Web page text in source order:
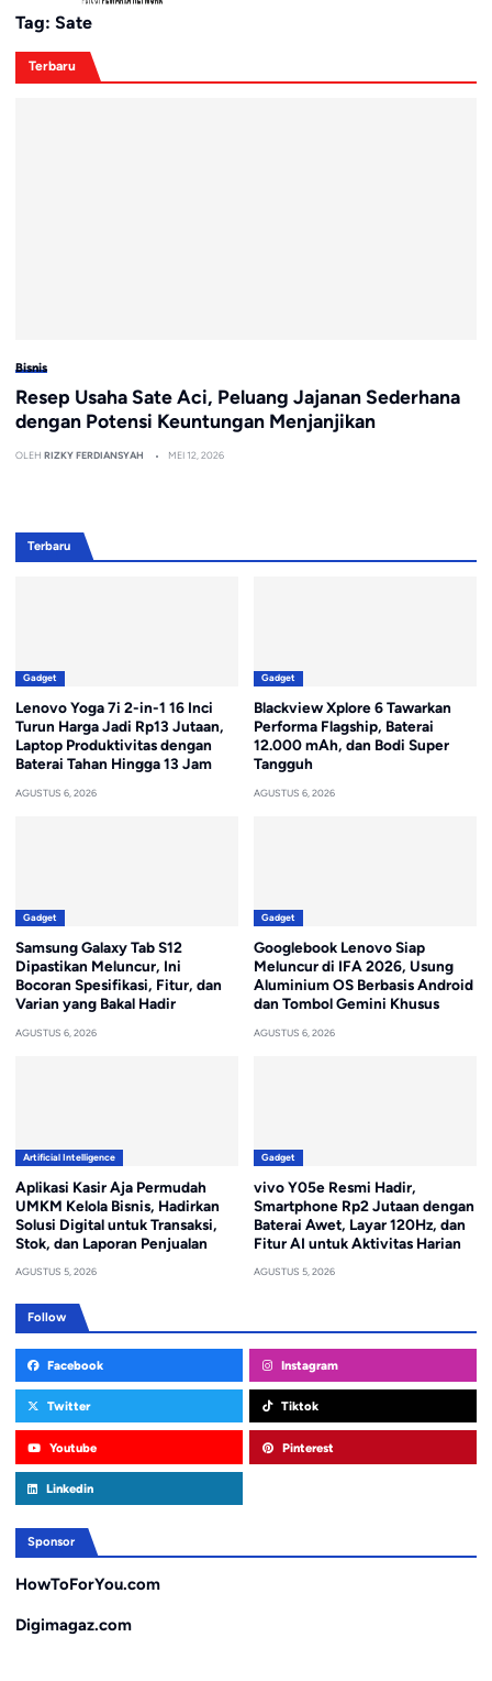
Tag: Sate
Terbaru
Bisnis
Resep Usaha Sate Aci, Peluang Jajanan Sederhana
dengan Potensi Keuntungan Menjanjikan
OLEH RIZKY FERDIANSYAH MEI 12, 2026
Terbaru
Gadget
Lenovo Yoga 7i 2-in-1 16 Inci
Turun Harga Jadi Rp13 Jutaan,
Laptop Produktivitas dengan
Baterai Tahan Hingga 13 Jam
AGUSTUS 6, 2026
Gadget
Blackview Xplore 6 Tawarkan
Performa Flagship, Baterai
12.000 mAh, dan Bodi Super
Tangguh
AGUSTUS 6, 2026
Gadget
Samsung Galaxy Tab S12
Dipastikan Meluncur, Ini
Bocoran Spesifikasi, Fitur, dan
Varian yang Bakal Hadir
AGUSTUS 6, 2026
Gadget
Googlebook Lenovo Siap
Meluncur di IFA 2026, Usung
Aluminium OS Berbasis Android
dan Tombol Gemini Khusus
AGUSTUS 6, 2026
Artificial Intelligence
Aplikasi Kasir Aja Permudah
UMKM Kelola Bisnis, Hadirkan
Solusi Digital untuk Transaksi,
Stok, dan Laporan Penjualan
AGUSTUS 5, 2026
Gadget
vivo Y05e Resmi Hadir,
Smartphone Rp2 Jutaan dengan
Baterai Awet, Layar 120Hz, dan
Fitur AI untuk Aktivitas Harian
AGUSTUS 5, 2026
Follow
Facebook Instagram
Twitter Tiktok
Youtube Pinterest
Linkedin
Sponsor
HowToForYou.com
Digimagaz.com